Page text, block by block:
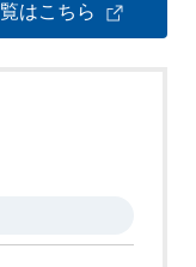
はこちら